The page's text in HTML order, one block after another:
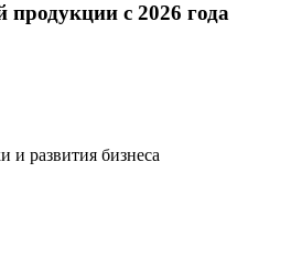
с 2026 года
и развития бизнеса